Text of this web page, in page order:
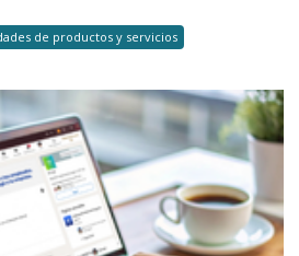
de productos y servicios